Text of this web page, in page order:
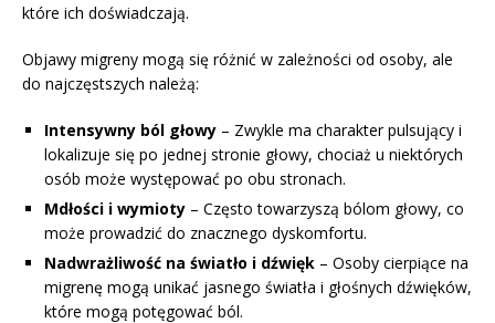
które ich doświadczają.
Objawy migreny mogą się różnić w zależności od osoby, ale
do najczęstszych należą:
Intensywny ból głowy – Zwykle ma charakter pulsujący i
lokalizuje się po jednej stronie głowy, chociaż u niektórych
osób może występować po obu stronach.
Mdłości i wymioty – Często towarzyszą bólom głowy, co
może prowadzić do znacznego dyskomfortu.
Nadwrażliwość na światło i dźwięk – Osoby cierpiące na
migrenę mogą unikać jasnego światła i głośnych dźwięków,
które mogą potęgować ból.